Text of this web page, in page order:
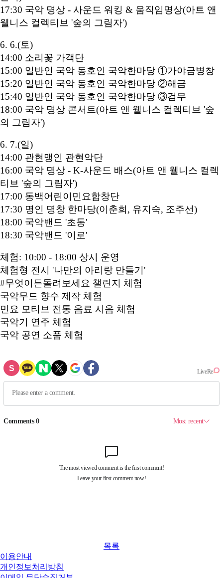
17:30 국악 명상 - 사운드 워킹 & 움직임명상(아트 앤
웰니스 컬렉티브 '숲의 그림자')
6. 6.(토)
14:00 소리꽃 가객단
15:00 일반인 국악 동호인 국악한마당 ①가야금병창
15:20 일반인 국악 동호인 국악한마당 ②해금
15:40 일반인 국악 동호인 국악한마당 ③검무
18:00 국악 명상 콘서트(아트 앤 웰니스 컬렉티브 '숲
의 그림자')
6. 7.(일)
14:00 관현맹인 관현악단
16:00 국악 명상 - K-사운드 배스(아트 앤 웰니스 컬렉
티브 '숲의 그림자')
17:00 동백어린이민요합창단
17:30 명인 명창 한마당(이춘희, 유지숙, 조주선)
18:00 국악밴드 '초동'
18:30 국악밴드 '이로'
체험: 10:00 - 18:00 상시 운영
체험형 전시 '나만의 아리랑 만들기'
#무엇이든돌려보세요 챌린지 체험
국악무드 향수 제작 체험
민요 모티브 전통 음료 시음 체험
국악기 연주 체험
국악 공연 소품 체험
목록
이용안내
개인정보처리방침